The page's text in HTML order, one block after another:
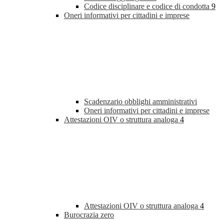
Codice disciplinare e codice di condotta 9
Oneri informativi per cittadini e imprese
Scadenzario obblighi amministrativi
Oneri informativi per cittadini e imprese
Attestazioni OIV o struttura analoga 4
Attestazioni OIV o struttura analoga 4
Burocrazia zero